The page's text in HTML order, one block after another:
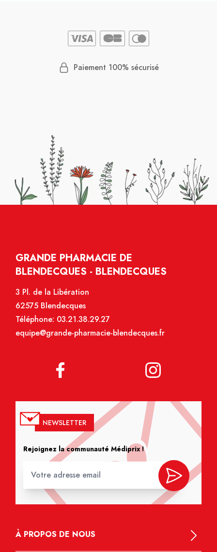
Paiement 100% sécurisé
GRANDE PHARMACIE DE
BLENDECQUES - BLENDECQUES
3 Pl. de la Libération
62575 Blendecques
Téléphone: 03.21.38.29.27
equipe@grande-pharmacie-blendecques.fr
NEWSLETTER
Rejoignez la communauté Médiprix !
À PROPOS DE NOUS